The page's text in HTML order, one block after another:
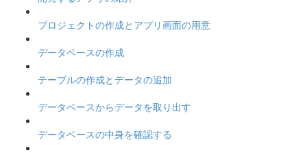
プロジェクトの作成とアプリ画面の用意
データベースの作成
テーブルの作成とデータの追加
データベースからデータを取り出す
データベースの中身を確認する